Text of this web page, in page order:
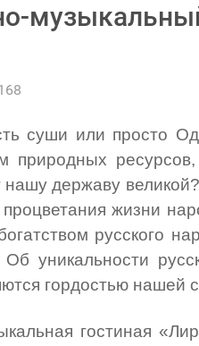
суши или просто
природных
нашу державу
жизни
русского
уникальности
гордостью нашей
гостиная